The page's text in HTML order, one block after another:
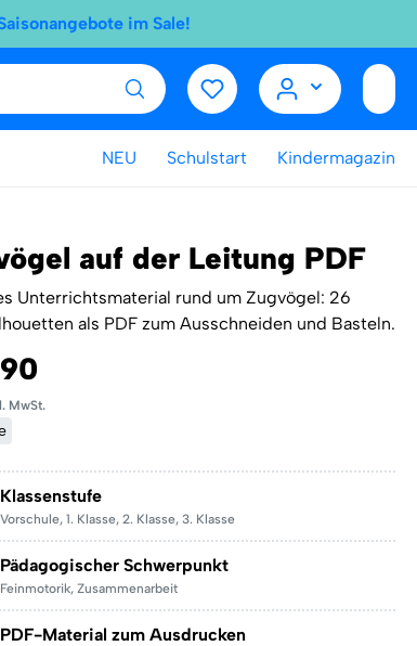
im Sale!
NEU Schulstart Kindermagazin
auf der Leitung PDF
Unterrichtsmaterial rund um Zugvögel: 26
als PDF zum Ausschneiden und Basteln.
MwSt.
Klassenstufe
Vorschule, 1. Klasse, 2. Klasse, 3. Klasse
Pädagogischer Schwerpunkt
Feinmotorik, Zusammenarbeit
PDF-Material zum Ausdrucken